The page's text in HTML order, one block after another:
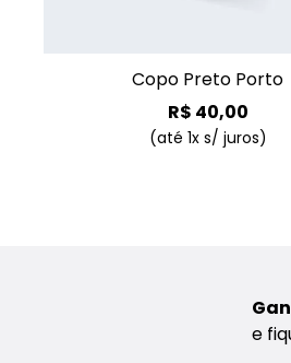
Copo Preto Porto
R$ 40,00
(até 1x s/ juros)
e